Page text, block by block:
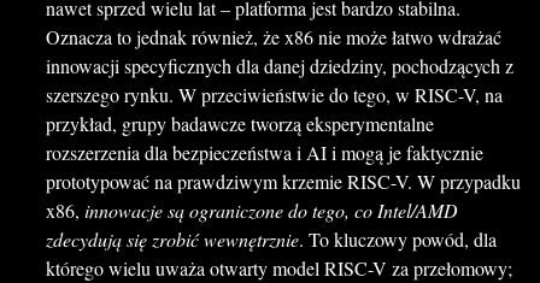
nawet sprzed wielu lat – platforma jest bardzo stabilna.
Oznacza to jednak również, że x86 nie może łatwo wdrażać
innowacji specyficznych dla danej dziedziny, pochodzących z
szerszego rynku. W przeciwieństwie do tego, w RISC-V, na
przykład, grupy badawcze tworzą eksperymentalne
rozszerzenia dla bezpieczeństwa i AI i mogą je faktycznie
prototypować na prawdziwym krzemie RISC-V. W przypadku
x86, innowacje są ograniczone do tego, co Intel/AMD
zdecydują się zrobić wewnętrznie. To kluczowy powód, dla
którego wielu uważa otwarty model RISC-V za przełomowy;